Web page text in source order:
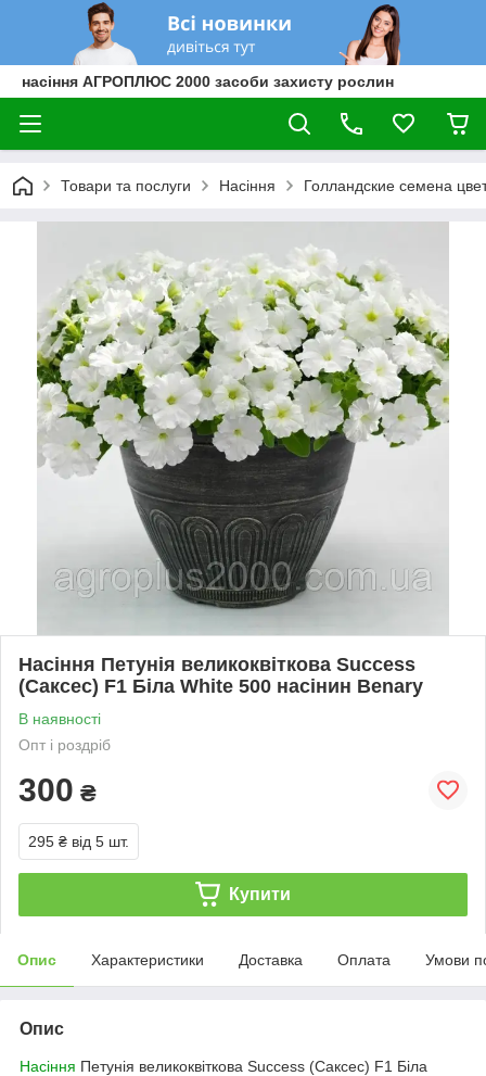
насіння АГРОПЛЮС 2000 засоби захисту рослин
Товари та послуги Насіння Голландские семена
Насіння Петунія великоквіткова Success
(Саксес) F1 Біла White 500 насінин Benary
В наявності
Опт і роздріб
300 ₴
295 ₴ від 5 шт.
Купити
Опис Характеристики Доставка Оплата Умови
Опис
Насіння Петунія великоквіткова Success (Саксес) F1 Біла